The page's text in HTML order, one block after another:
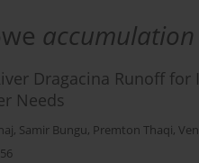
accumulation
Dragacina Runoff
Needs
, Samir Bungu, Premton Thaqi,